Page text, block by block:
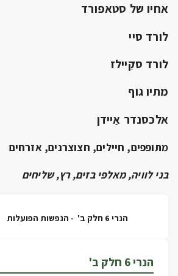
אחיו של סטאפורד
לורד סיי
לורד סקֵיילז
מתיו גוֹף
אלכסנדר אַיידן
מתופפים, חיילים, חצוצרנים, אזרחים
בני לוויה, מאלפי בזים, רץ, שליחים
הנרי 6 חלק ב' - הנפשות הפועלות
הנרי 6 חלק ב'